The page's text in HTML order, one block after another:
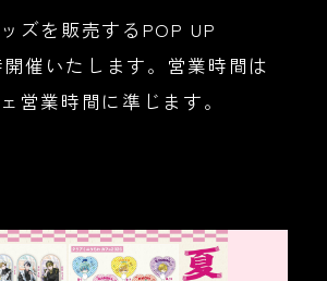
ズを販売するPOP UP
催いたします。営業時間は
営業時間に準じます。